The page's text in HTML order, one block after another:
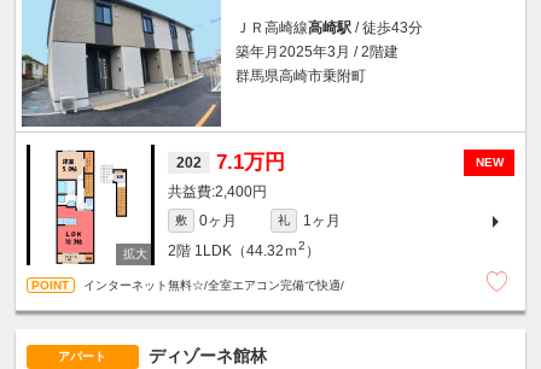
ＪＲ高崎線高崎駅 / 徒歩43分
築年月2025年3月 / 2階建
群馬県高崎市乗附町
NEW
202 7.1万円
2,400円
敷 0ヶ月 礼
1ヶ月
2階 1LDK（44.32ｍ2 ）
インターネット無料☆/全室エアコン完備で快適/
アパート ディゾーネ館林